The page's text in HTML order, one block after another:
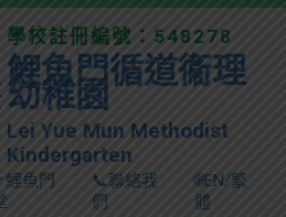
學校註冊編號：548278
鯉魚門循道衞理
幼稚園
Lei Yue Mun Methodist
Kindergarten
魚門
📞聯絡我
們
🌐EN/繁
體